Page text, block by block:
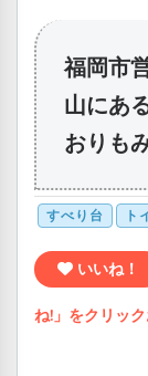
福岡市
山にあ
おりも
すべり台 ト
いいね！
ね!」をクリッ